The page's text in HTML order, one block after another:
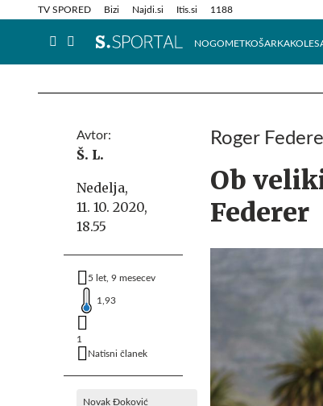
TV SPORED Bizi Najdi.si Itis.si 1188
NOGOMETKOŠARKA
Info in obvestila Tehnik
Avtor:
Š. L.
Nedelja,
11. 10. 2020,
18.55
5 let, 9 mesecev
1,93
1
Natisni članek
Novak Đoković
Roger
Ob
Federer